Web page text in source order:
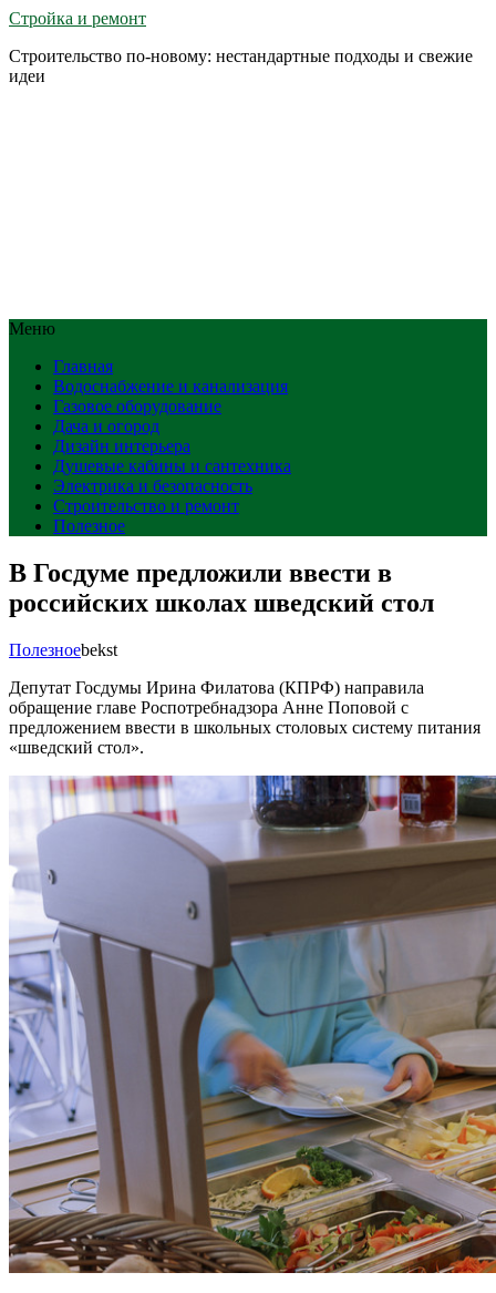
Стройка и ремонт
Строительство по-новому: нестандартные подходы и свежие
идеи
Меню
Главная
Водоснабжение и канализация
Газовое оборудование
Дача и огород
Дизайн интерьера
Душевые кабины и сантехника
Электрика и безопасность
Строительство и ремонт
Полезное
В Госдуме предложили ввести в
российских школах шведский стол
Полезноеbekst
Депутат Госдумы Ирина Филатова (КПРФ) направила
обращение главе Роспотребнадзора Анне Поповой с
предложением ввести в школьных столовых систему питания
«шведский стол».